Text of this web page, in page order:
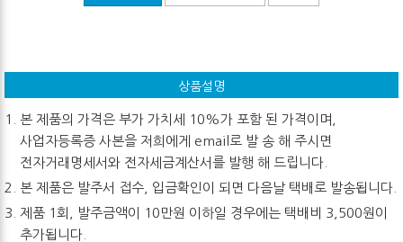
상품설명
본 제품의 가격은 부가 가치세 10%가 포함 된 가격이며,
사업자등록증 사본을 저희에게 email로 발 송 해 주시면
전자거래명세서와 전자세금계산서를 발행 해 드립니다.
본 제품은 발주서 접수, 입금확인이 되면 다음날 택배로 발송됩니다.
제품 1회, 발주금액이 10만원 이하일 경우에는 택배비 3,500원이
추가됩니다.